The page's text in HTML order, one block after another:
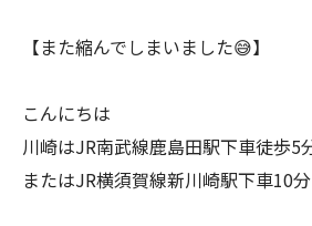
【また縮んでしまいました😅】
こんにちは
川崎はJR南武線鹿島田駅下車徒歩5
またはJR横須賀線新川崎駅下車10分